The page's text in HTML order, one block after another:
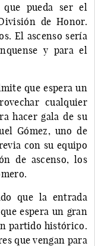
pueda ser el
de Honor.
El ascenso sería
y para el
que espera un
cualquier
hacer gala de su
Gómez, uno de
con su equipo
de ascenso, los
que la entrada
espera un gran
partido histórico.
que vengan para